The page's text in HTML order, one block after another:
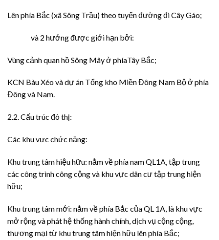
Lên phía Bắc (xã Sông Trầu) theo tuyến đường đi Cây Gáo;
và 2 hướng được giới hạn bởi:
Vùng cảnh quan hồ Sông Mây ở phíaTây Bắc;
KCN Bàu Xéo và dự án Tổng kho Miền Đông Nam Bộ ở phía
Đông và Nam.
2.2. Cấu trúc đô thị:
Các khu vực chức năng:
Khu trung tâm hiệu hữu: nằm về phía nam QL1A, tập trung
các công trình công cộng và khu vực dân cư tập trung hiện
hữu;
Khu trung tâm mới: nằm về phía Bắc của QL 1A, là khu vực
mở rộng và phát hệ thống hành chính, dịch vụ cộng cộng,
thương mại từ khu trung tâm hiện hữu lên phía Bắc;